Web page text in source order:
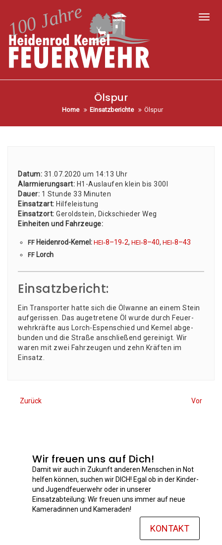
Ölspur
Home Einsatzberichte Ölspur
Datum: 31.07.2020 um 14:13 Uhr
Alar­mie­rungs­art: H1-Aus­lau­fen klein bis 300l
Dau­er: 1 Stun­de 33 Minu­ten
Ein­satz­art: Hil­fe­leis­tung
Ein­satz­ort: Gerold­stein, Dick­schie­der Weg
Ein­hei­ten und Fahr­zeu­ge:
FF Hei­den­rod-Kemel: HEI‑8–19‑2, HEI‑8–40, HEI‑8–43
FF Lorch
Einsatzbericht:
Ein Trans­por­ter hat­te sich die Ölwan­ne an einem Stein
auf­ge­ris­sen. Das augetre­te­ne Öl wur­de durch Feu­er­
wehr­kräf­te aus Lorch-Espen­schied und Kemel abge­
bun­den und die Stra­ße anschlie­ßend gerei­nigt. Wir
waren mit zwei Fahr­zeu­gen und zehn Kräf­ten im
Einsatz.
Zurück Vor
Wir freuen uns auf Dich!
Damit wir auch in Zukunft anderen Menschen in Not
helfen können, suchen wir DICH! Egal ob in der Kinder-
und Jugendfeuerwehr oder in unserer
Einsatzabteilung: Wir freuen uns immer auf neue
Kameradinnen und Kameraden!
KONTAKT